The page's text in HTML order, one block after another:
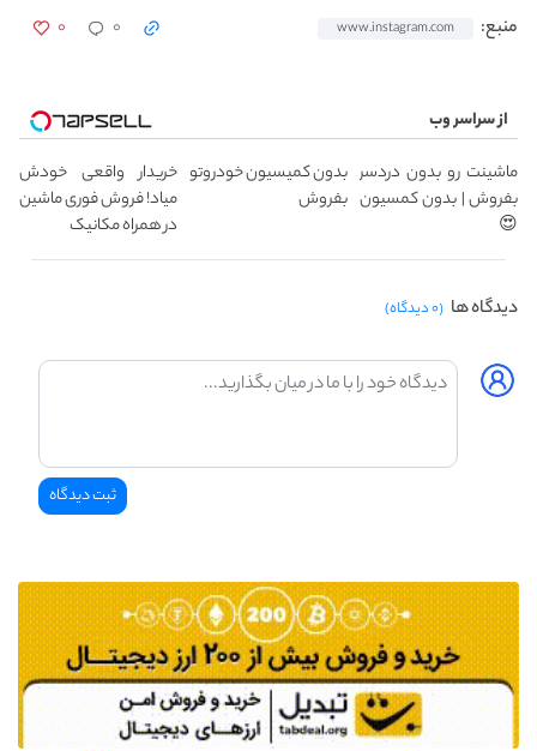
منبع: www.instagram.com ۰ ۰
از سراسر وب
ماشینت رو بدون دردسر
بفروش | بدون کمسیون
😍
بدون کمیسیون خودروتو
بفروش
خریدار واقعی خودش
میاد! فروش فوری ماشین
در همراه مکانیک
دیدگاه ها (۰ دیدگاه)